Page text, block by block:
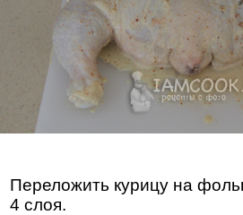
Переложить курицу на
4 слоя.